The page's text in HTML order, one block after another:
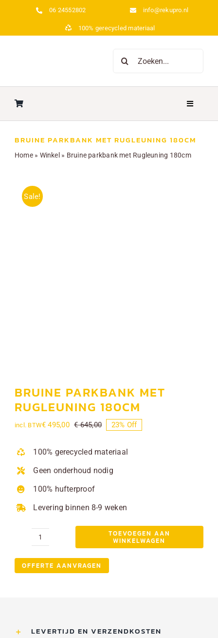
06 24552802 info@rekupro.nl
100% gerecycled materiaal
naar:
Toggle
Over ons
Contact
Blog
BRUINE PARKBANK MET RUGLEUNING 180CM
Home» Winkel » Bruine parkbank met Rugleuning 180cm
Sale!
BRUINE PARKBANK MET
RUGLEUNING 180CM
€645,00Oorspronkelijke
€ 645,00.
€ 495,00
Huidige
€ 495,00.
incl. BTW 23% Off
100% gerecycled materiaal
Geen onderhoud nodig
100% hufterproof
Levering binnen 8-9 weken
Bruine
met
TOEVOEGEN AAN
WINKELWAGEN
OFFERTE AANVRAGEN
LEVERTIJD EN VERZENDKOSTEN